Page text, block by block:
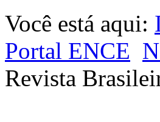
Você está aqui:
Portal ENCE
Revista